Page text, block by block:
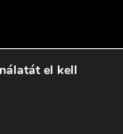
el kell